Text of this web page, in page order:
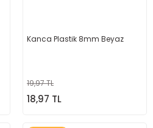
Kanca Plastik 8mm Beyaz
19,97 TL
18,97 TL